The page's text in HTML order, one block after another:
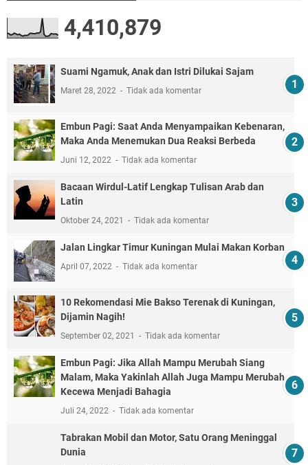
4,410,879
Suami Ngamuk, Anak dan Istri Dilukai Sajam
Maret 28, 2022 Tidak ada komentar
Embun Pagi: Saat Anda Menyampaikan Kebenaran,
Maka Anda Menemukan Dua Reaksi Berbeda
Juni 12, 2022 Tidak ada komentar
Bacaan Wirdul-Latif Lengkap Tulisan Arab dan
Latin
Oktober 24, 2021 Tidak ada komentar
Jalan Lingkar Timur Kuningan Mulai Makan Korban
April 07, 2022 Tidak ada komentar
10 Rekomendasi Mie Bakso Terenak di Kuningan,
Dijamin Nagih!
September 02, 2021 Tidak ada komentar
Embun Pagi: Jika Allah Mampu Merubah Siang
Malam, Maka Yakinlah Allah Juga Mampu Merubah
Kecewa Menjadi Bahagia
Juli 24, 2022 Tidak ada komentar
Tabrakan Mobil dan Motor, Satu Orang Meninggal
Dunia